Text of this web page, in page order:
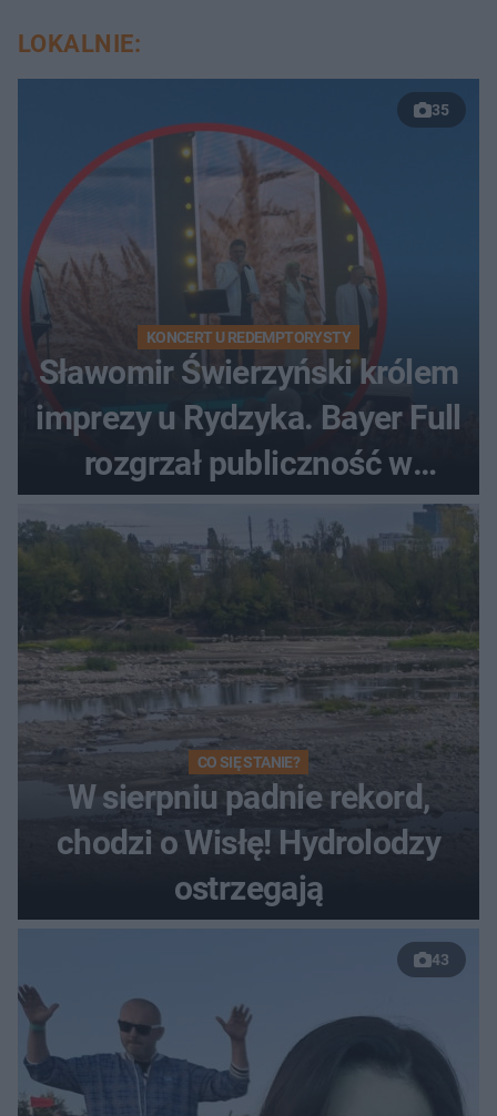
LOKALNIE:
35
KONCERT U REDEMPTORYSTY
Sławomir Świerzyński królem
imprezy u Rydzyka. Bayer Full
rozgrzał publiczność w
Toruniu
CO SIĘ STANIE?
W sierpniu padnie rekord,
chodzi o Wisłę! Hydrolodzy
ostrzegają
43